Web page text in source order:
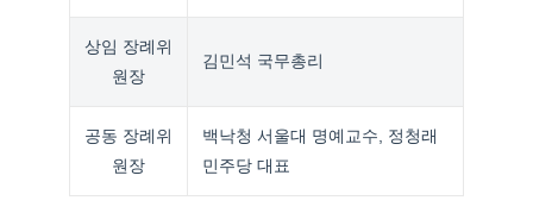
상임 장례위
원장
김민석 국무총리
공동 장례위
원장
백낙청 서울대 명예교수, 정청래
민주당 대표